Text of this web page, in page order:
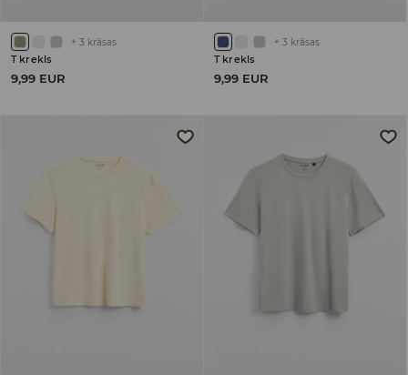
+ 3 krāsas
T krekls
9,99 EUR
+ 3 krāsas
T krekls
9,99 EUR